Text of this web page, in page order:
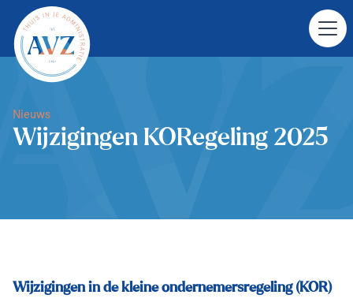
Nieuws
Wijzigingen KORegeling 2025
Wijzigingen in de kleine ondernemersregeling (KOR)